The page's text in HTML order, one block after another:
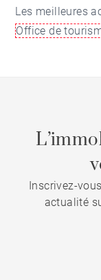
Les meilleures
Office de
Inscrivez-
actualité